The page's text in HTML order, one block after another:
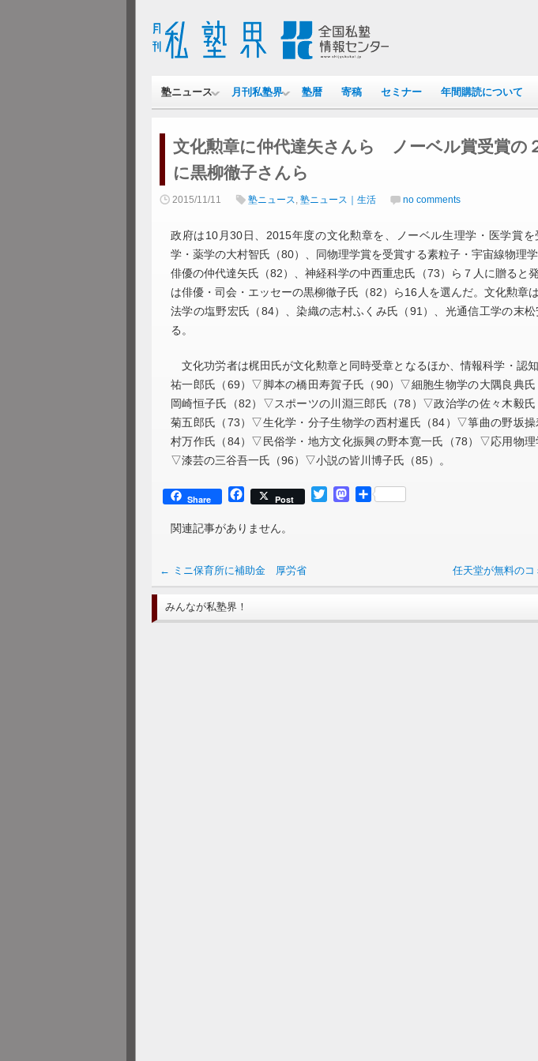
塾ニュース 月刊私塾界 塾暦 寄稿 セミナー 年間購読について
文化勲章に仲代達矢さんら ノーベル賞受賞
に黒柳徹子さんら
2015/11/11 塾ニュース, 塾ニュース｜生活 no comments
政府は10月30日、2015年度の文化勲章を、ノーベル生理学・医学賞
学・薬学の大村智氏（80）、同物理学賞を受賞する素粒子・宇宙線物理学
俳優の仲代達矢氏（82）、神経科学の中西重忠氏（73）ら７人に贈ると
は俳優・司会・エッセーの黒柳徹子氏（82）ら16人を選んだ。文化勲章
法学の塩野宏氏（84）、染織の志村ふくみ氏（91）、光通信工学の末
る。
文化功労者は梶田氏が文化勲章と同時受章となるほか、情報科学・認
祐一郎氏（69）▽脚本の橋田寿賀子氏（90）▽細胞生物学の大隅良典
岡崎恒子氏（82）▽スポーツの川淵三郎氏（78）▽政治学の佐々木毅
菊五郎氏（73）▽生化学・分子生物学の西村暹氏（84）▽箏曲の野坂
村万作氏（84）▽民俗学・地方文化振興の野本寛一氏（78）▽応用物理
▽漆芸の三谷吾一氏（96）▽小説の皆川博子氏（85）。
Share Facebook
Post TwitterMastodon
共
関連記事がありません。
← ミニ保育所に補助金 厚労省 任天堂が無料のコ
みんなが私塾界！